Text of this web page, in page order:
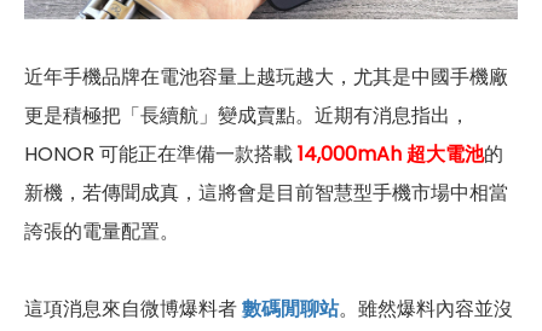
近年手機品牌在電池容量上越玩越大，尤其是中國手機廠
更是積極把「長續航」變成賣點。近期有消息指出，
HONOR 可能正在準備一款搭載14,000mAh 超大電池的
新機，若傳聞成真，這將會是目前智慧型手機市場中相當
誇張的電量配置。
這項消息來自微博爆料者數碼閒聊站。雖然爆料內容並沒